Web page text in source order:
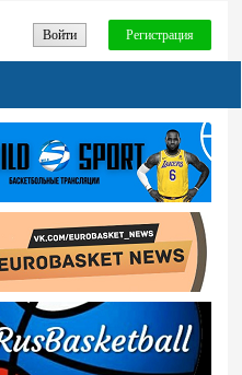
Войти Регистрация